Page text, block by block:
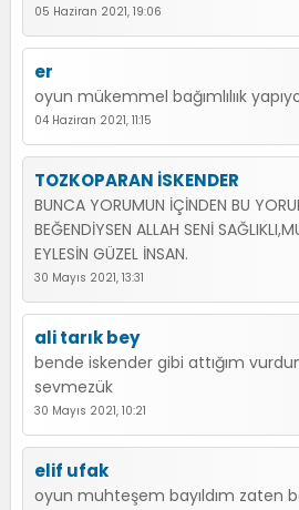
05 Haziran 2021, 19:06
er
oyun mükemmel bağımlılıık
04 Haziran 2021, 11:15
TOZKOPARAN İSKENDER
BUNCA YORUMUN İÇİNDEN BU
BEĞENDİYSEN ALLAH SENİ
EYLESİN GÜZEL İNSAN.
30 Mayıs 2021, 13:31
ali tarık bey
bende iskender gibi attığım
sevmezük
30 Mayıs 2021, 10:21
elif ufak
oyun muhteşem bayıldım zaten